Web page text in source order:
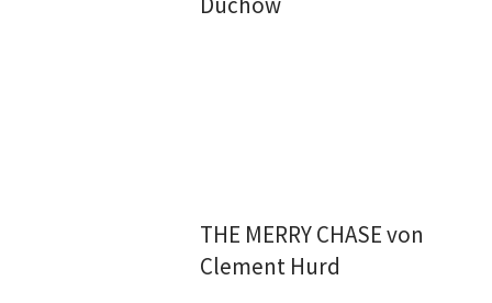
THE MERRY CHASE von
Clement Hurd